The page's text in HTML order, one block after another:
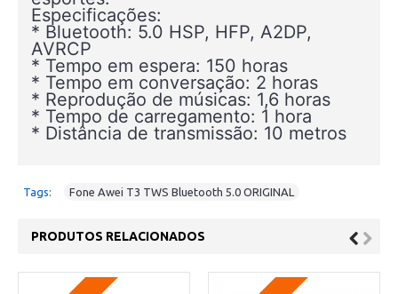
Especificações:
* Bluetooth: 5.0 HSP, HFP, A2DP,
AVRCP
* Tempo em espera: 150 horas
* Tempo em conversação: 2 horas
* Reprodução de músicas: 1,6 horas
* Tempo de carregamento: 1 hora
* Distância de transmissão: 10 metros
Tags: Fone Awei T3 TWS Bluetooth 5.0 ORIGINAL
PRODUTOS RELACIONADOS